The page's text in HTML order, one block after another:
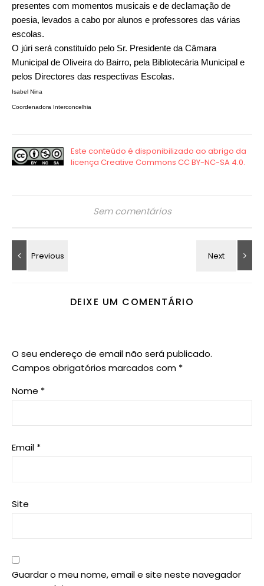
presentes com momentos musicais e de declamação de
poesia, levados a cabo por alunos e professores das várias
escolas.
O júri será constituído pelo Sr. Presidente da Câmara
Municipal de Oliveira do Bairro, pela Bibliotecária Municipal e
pelos Directores das respectivas Escolas.
Isabel Nina
Coordenadora Interconcelhia
Sem comentários
DEIXE UM COMENTÁRIO
O seu endereço de email não será publicado.
Campos obrigatórios marcados com *
Nome *
Email *
Site
Guardar o meu nome, email e site neste navegador